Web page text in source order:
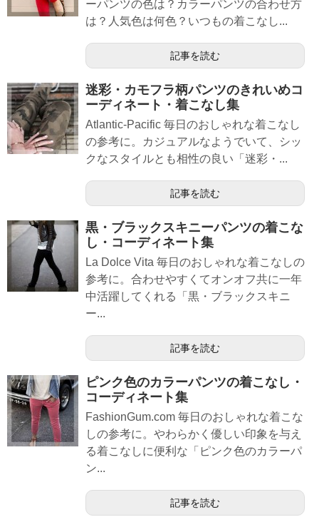
ーパンツの色は？カラーパンツの合わせ方
は？人気色は何色？いつもの着こなし...
記事を読む
迷彩・カモフラ柄パンツのきれいめコ
ーディネート・着こなし集
Atlantic-Pacific 毎日のおしゃれな着こなし
の参考に。カジュアルなようでいて、シッ
クなスタイルとも相性の良い「迷彩・...
記事を読む
黒・ブラックスキニーパンツの着こな
し・コーディネート集
La Dolce Vita 毎日のおしゃれな着こなしの
参考に。合わせやすくてオンオフ共に一年
中活躍してくれる「黒・ブラックスキニ
ー...
記事を読む
ピンク色のカラーパンツの着こなし・
コーディネート集
FashionGum.com 毎日のおしゃれな着こな
しの参考に。やわらかく優しい印象を与え
る着こなしに便利な「ピンク色のカラーパ
ン...
記事を読む